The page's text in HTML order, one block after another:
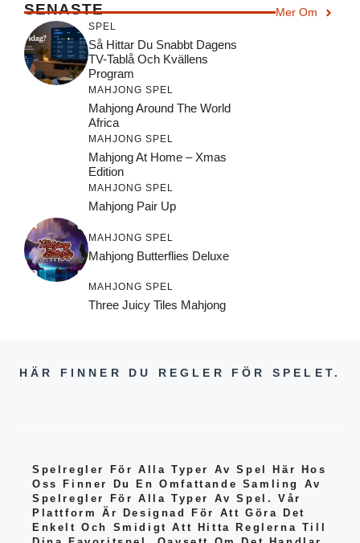
SENASTE Mer Om
SPEL
Så Hittar Du Snabbt Dagens
TV-Tablå Och Kvällens
Program
MAHJONG SPEL
Mahjong Around The World
Africa
MAHJONG SPEL
Mahjong At Home – Xmas
Edition
MAHJONG SPEL
Mahjong Pair Up
MAHJONG SPEL
Mahjong Butterflies Deluxe
MAHJONG SPEL
Three Juicy Tiles Mahjong
HÄR FINNER DU REGLER FÖR SPELET.
Spelregler För Alla Typer Av Spel Här Hos
Oss Finner Du En Omfattande Samling Av
Spelregler För Alla Typer Av Spel. Vår
Plattform Är Designad För Att Göra Det
Enkelt Och Smidigt Att Hitta Reglerna Till